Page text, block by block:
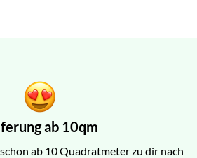
ab 10qm
ab 10 Quadratmeter zu dir nach